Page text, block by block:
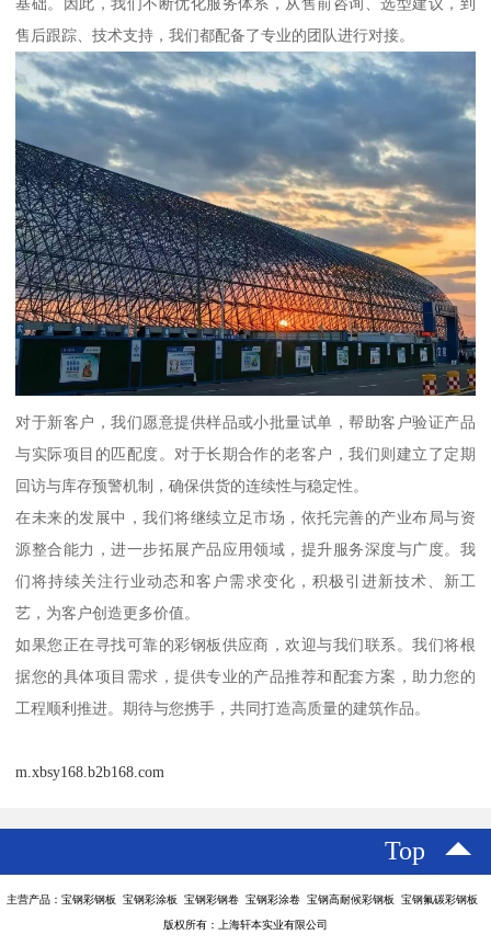
售后跟踪、技术支持，我们都配备了专业的团队进行对接。
对于新客户，我们愿意提供样品或小批量试单，帮助客户验证产品
与实际项目的匹配度。对于长期合作的老客户，我们则建立了定期
回访与库存预警机制，确保供货的连续性与稳定性。
在未来的发展中，我们将继续立足市场，依托完善的产业布局与资
源整合能力，进一步拓展产品应用领域，提升服务深度与广度。我
们将持续关注行业动态和客户需求变化，积极引进新技术、新工
艺，为客户创造更多价值。
如果您正在寻找可靠的彩钢板供应商，欢迎与我们联系。我们将根
据您的具体项目需求，提供专业的产品推荐和配套方案，助力您的
工程顺利推进。期待与您携手，共同打造高质量的建筑作品。
m.xbsy168.b2b168.com
Top
主营产品：宝钢彩钢板 宝钢彩涂板 宝钢彩钢卷 宝钢彩涂卷 宝钢高耐候彩钢板 宝钢氟碳彩钢板
版权所有：上海轩本实业有限公司